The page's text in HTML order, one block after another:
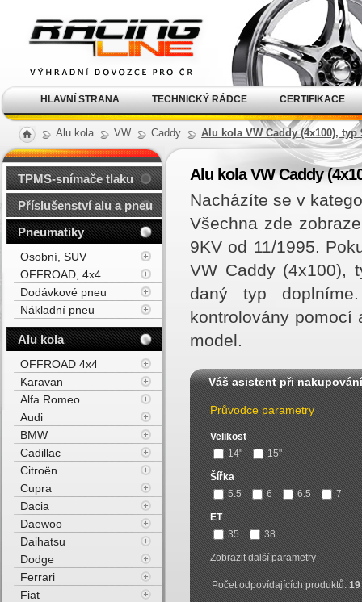
Alu kola VW Caddy Alu kola VW Caddy (4x100), typ
Alu kola VW Caddy
Nacházíte se v
Všechna zde
9KV od 11/1995.
VW Caddy (4x100),
daný typ
kontrolovány pomocí
model.
Váš asistent při nakupování
Průvodce parametry
Velikost
14"
15"
Šířka
5.5
6 6.5 7
ET
35
38
Zobrazit další parametry
Počet odpovídajících produktů:19
TPMS-snímače tlaku
Příslušenství alu a pneu
Pneumatiky
Osobní, SUV
OFFROAD, 4x4
Dodávkové pneu
Nákladní pneu
Alu kola
OFFROAD 4x4
Karavan
Alfa Romeo
Audi
BMW
Cadillac
Citroën
Cupra
Dacia
Daewoo
Daihatsu
Dodge
Ferrari
Fiat
kola Racing Line
HLAVNÍ STRANA TECHNICKÝ RÁDCE CERTIFIKACE